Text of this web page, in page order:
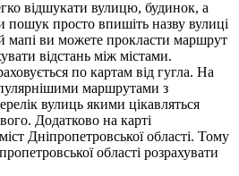
відшукати вулицю, будинок, а
просто впишіть назву вулиці
мапі ви можете прокласти маршрут
відстань між містами.
по картам від гугла. На
маршрутами з
вулиць якими цікавляться
Додатково на карті
Дніпропетровської області. Тому
області розрахувати